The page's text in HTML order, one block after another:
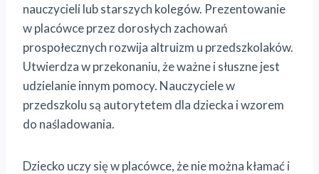
nauczycieli lub starszych kolegów. Prezentowanie
w placówce przez dorosłych zachowań
prospołecznych rozwija altruizm u przedszkolaków.
Utwierdza w przekonaniu, że ważne i słuszne jest
udzielanie innym pomocy. Nauczyciele w
przedszkolu są autorytetem dla dziecka i wzorem
do naśladowania.
Dziecko uczy się w placówce, że nie można kłamać i